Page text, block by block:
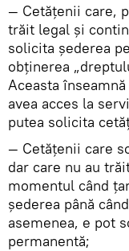
— Cetăţenii care,
trăit legal şi
solicita şederea
obţinerea
Aceasta
avea acces la
putea solicita
— Cetăţenii care
dar care nu au
momentul când
şederea până
asemenea, e pot
permanentă;